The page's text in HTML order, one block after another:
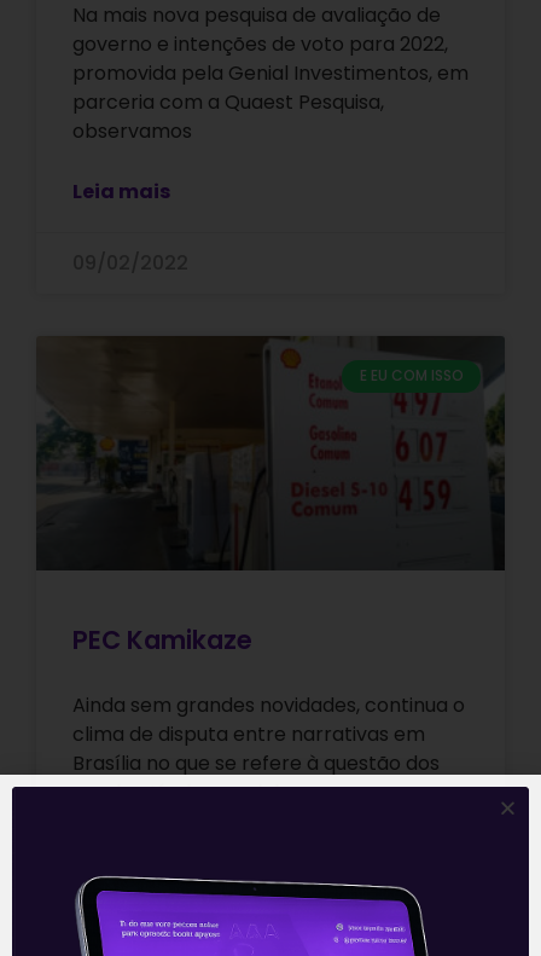
Na mais nova pesquisa de avaliação de
governo e intenções de voto para 2022,
promovida pela Genial Investimentos, em
parceria com a Quaest Pesquisa,
observamos
Leia mais
E EU COM ISSO
PEC Kamikaze
Ainda sem grandes novidades, continua o
clima de disputa entre narrativas em
Brasília no que se refere à questão dos
combustíveis e qual deve ser
08/02/2022